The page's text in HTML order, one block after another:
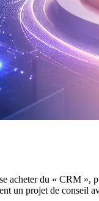
du « CRM
un projet de conseil